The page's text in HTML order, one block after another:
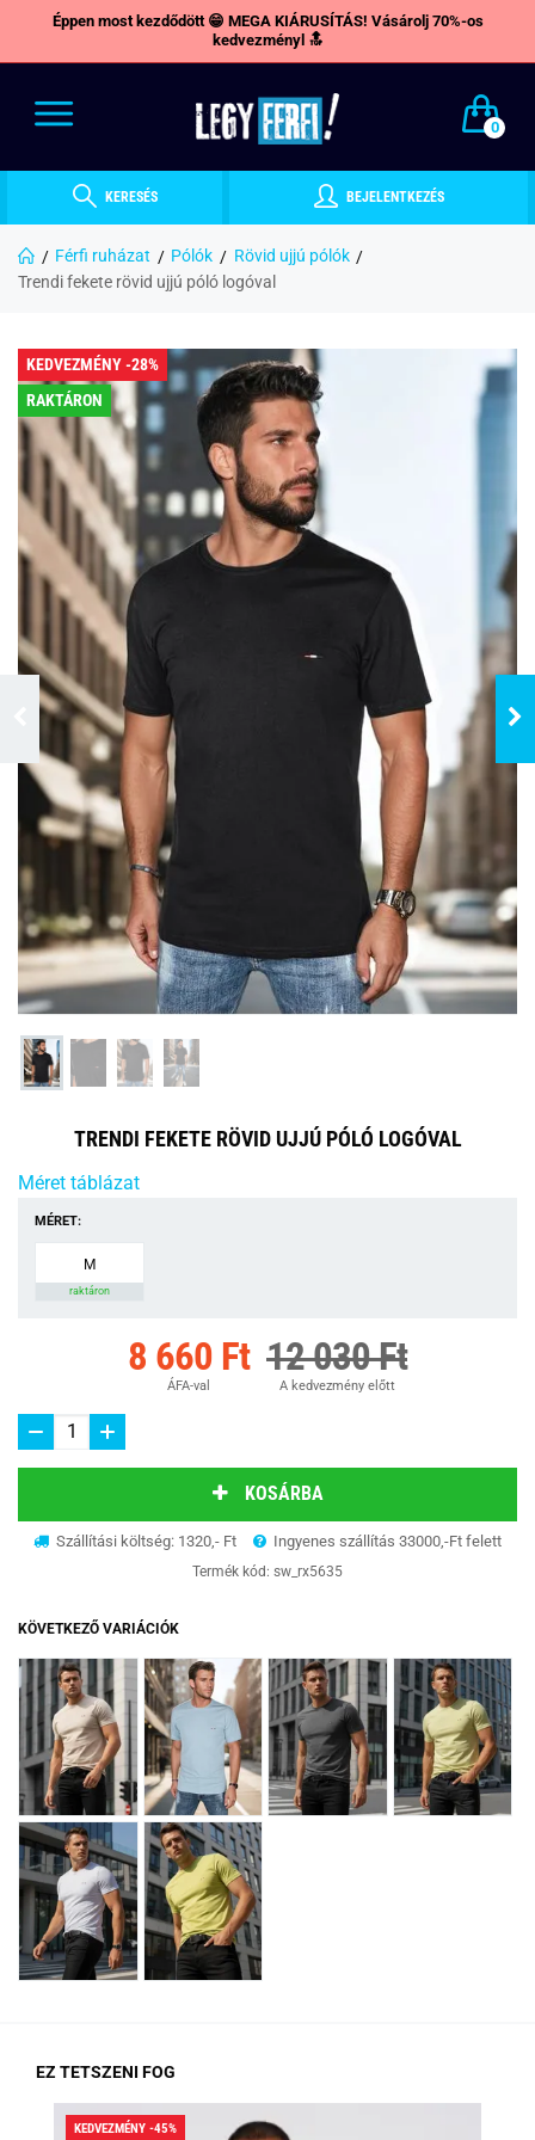
Éppen most kezdődött 😁 MEGA KIÁRUSÍTÁS! Vásárolj 70%-os
kedvezményl 🔝
0
KERESÉS BEJELENTKEZÉS
Férfi ruházat Pólók
Rövid ujjú pólók
Trendi fekete rövid ujjú póló logóval
KEDVEZMÉNY -28%
RAKTÁRON
TRENDI FEKETE RÖVID UJJÚ PÓLÓ LOGÓVAL
Méret táblázat
MÉRET:
M
raktáron
8 660 Ft
ÁFA-val
12 030 Ft
A kedvezmény előtt
KOSÁRBA
Szállítási költség: 1320,- Ft Ingyenes szállítás 33000,-Ft felett
Termék kód: sw_rx5635
KÖVETKEZŐ VARIÁCIÓK
EZ TETSZENI FOG
KEDVEZMÉNY -45%